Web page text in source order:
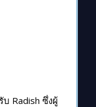
Radish ซึ่งผู้